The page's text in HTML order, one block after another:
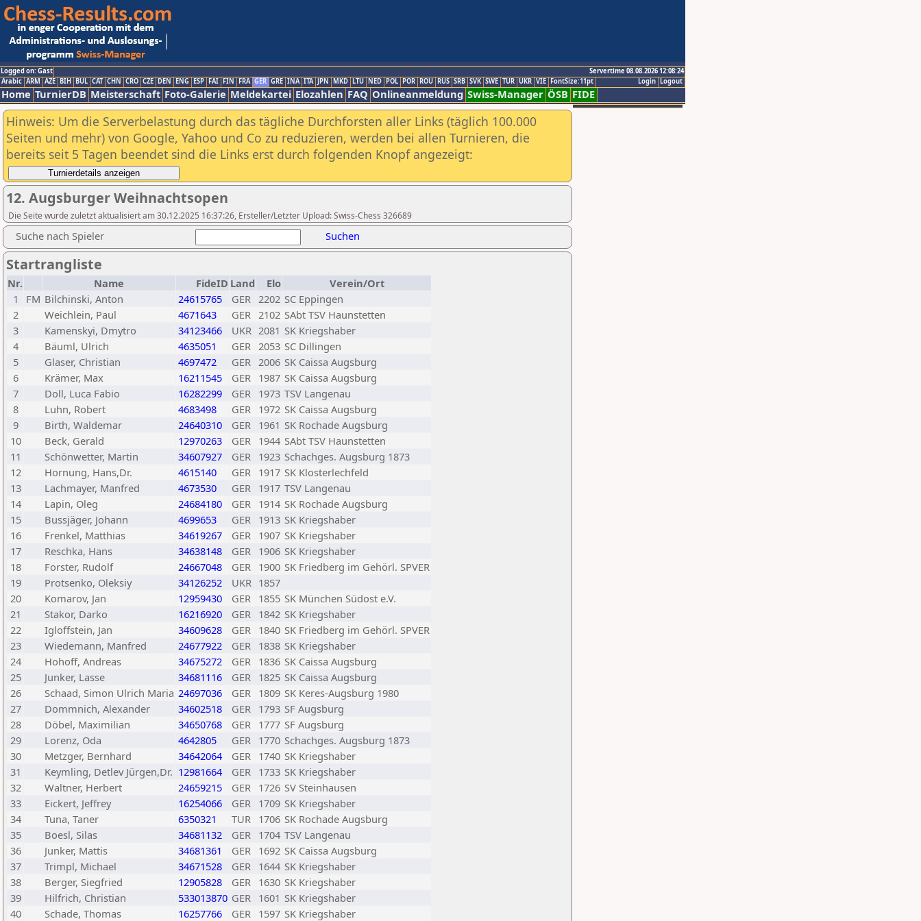
Logged on: Gast
Servertime 08.08.2026 12:08:24
Logout
Login
Arabic ARM AZE BIH BUL CAT CHN CRO CZE DEN ENG ESP FAI FIN FRA GER GRE INA ITA JPN MKD LTU NED POL POR ROU RUS SRB SVK SWE TUR UKR VIE FontSize:11pt
Home TurnierDB Meisterschaft Foto-Galerie Meldekartei Elozahlen FAQ Onlineanmeldung Swiss-Manager ÖSB FIDE
Hinweis: Um die Serverbelastung durch das tägliche Durchforsten aller Links (täglich 100.000
Seiten und mehr) von Google, Yahoo und Co zu reduzieren, werden bei allen Turnieren, die
bereits seit 5 Tagen beendet sind die Links erst durch folgenden Knopf angezeigt:
12. Augsburger Weihnachtsopen
Die Seite wurde zuletzt aktualisiert am 30.12.2025 16:37:26, Ersteller/Letzter Upload: Swiss-Chess 326689
Suche nach Spieler Suchen
Startrangliste
Nr. Name FideID Land Elo
Verein/Ort
1
FM Bilchinski, Anton 24615765 GER 2202 SC Eppingen
2
Weichlein, Paul 4671643 GER 2102 SAbt TSV Haunstetten
3
Kamenskyi, Dmytro 34123466 UKR 2081 SK Kriegshaber
4
Bäuml, Ulrich 4635051 GER 2053 SC Dillingen
5
Glaser, Christian 4697472 GER 2006 SK Caissa Augsburg
6
Krämer, Max 16211545 GER 1987 SK Caissa Augsburg
7
Doll, Luca Fabio 16282299 GER 1973 TSV Langenau
8
Luhn, Robert 4683498 GER 1972 SK Caissa Augsburg
9
Birth, Waldemar 24640310 GER 1961 SK Rochade Augsburg
10
Beck, Gerald 12970263 GER 1944 SAbt TSV Haunstetten
11
Schönwetter, Martin 34607927 GER 1923 Schachges. Augsburg 1873
12
Hornung, Hans,Dr. 4615140 GER 1917 SK Klosterlechfeld
13
Lachmayer, Manfred 4673530 GER 1917 TSV Langenau
14
Lapin, Oleg 24684180 GER 1914 SK Rochade Augsburg
15
Bussjäger, Johann 4699653 GER 1913 SK Kriegshaber
16
Frenkel, Matthias 34619267 GER 1907 SK Kriegshaber
17
Reschka, Hans 34638148 GER 1906 SK Kriegshaber
18
Forster, Rudolf 24667048 GER 1900 SK Friedberg im Gehörl. SPVER
19
Protsenko, Oleksiy 34126252 UKR 1857
20
Komarov, Jan 12959430 GER 1855 SK München Südost e.V.
21
Stakor, Darko 16216920 GER 1842 SK Kriegshaber
22
Igloffstein, Jan 34609628 GER 1840 SK Friedberg im Gehörl. SPVER
23
Wiedemann, Manfred 24677922 GER 1838 SK Kriegshaber
24
Hohoff, Andreas 34675272 GER 1836 SK Caissa Augsburg
25
Junker, Lasse 34681116 GER 1825 SK Caissa Augsburg
26
Schaad, Simon Ulrich Maria 24697036 GER 1809 SK Keres-Augsburg 1980
27
Dommnich, Alexander 34602518 GER 1793 SF Augsburg
28
Döbel, Maximilian 34650768 GER 1777 SF Augsburg
29
Lorenz, Oda 4642805 GER 1770 Schachges. Augsburg 1873
30
Metzger, Bernhard 34642064 GER 1740 SK Kriegshaber
31
Keymling, Detlev Jürgen,Dr. 12981664 GER 1733 SK Kriegshaber
32
Waltner, Herbert 24659215 GER 1726 SV Steinhausen
33
Eickert, Jeffrey 16254066 GER 1709 SK Kriegshaber
34
Tuna, Taner 6350321 TUR 1706 SK Rochade Augsburg
35
Boesl, Silas 34681132 GER 1704 TSV Langenau
36
Junker, Mattis 34681361 GER 1692 SK Caissa Augsburg
37
Trimpl, Michael 34671528 GER 1644 SK Kriegshaber
38
Berger, Siegfried 12905828 GER 1630 SK Kriegshaber
39
Hilfrich, Christian 533013870 GER 1601 SK Kriegshaber
40
Schade, Thomas 16257766 GER 1597 SK Kriegshaber